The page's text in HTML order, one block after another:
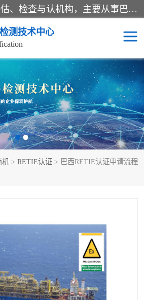
*是一家的测试、评估、检查与认机构，主要从事巴西NR10认证、NR12认证、NR13认证；ANATEL认证、INMTRO认证，欧盟CE认证：MD认证，PED认证，MID认证，ATEX认证，德国蓝色天使认证。
测技术中心
机 > RETIE认证 > 巴西RETIE认证申请流程
NR10认证
NR13认证
巴西NR认证
RETIE认证